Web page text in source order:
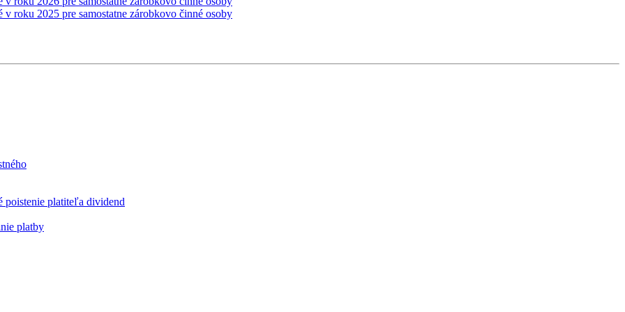
roku 2025 pre samostatne zárobkovo činné osoby
poistenie platiteľa dividend
platby